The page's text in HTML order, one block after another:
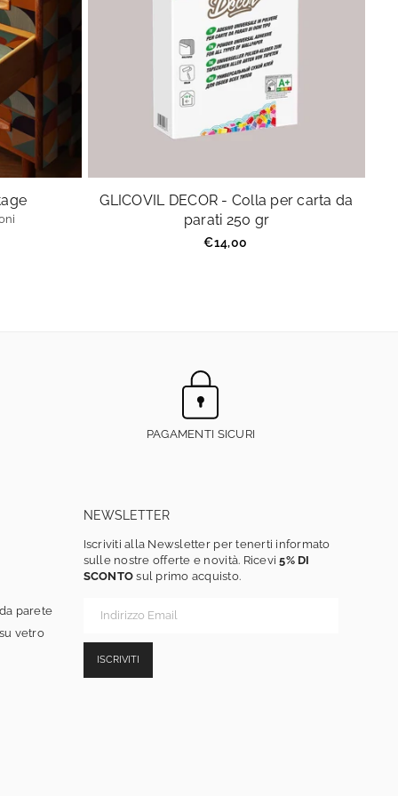
GLICOVIL DECOR - Colla per carta da
parati 250 gr
Prezzo
€14,00
PAGAMENTI SICURI
parete
vetro
NEWSLETTER
Iscriviti alla Newsletter per tenerti informato
sulle nostre offerte e novità. Ricevi5% DI
SCONTO sul primo acquisto.
ISCRIVITI